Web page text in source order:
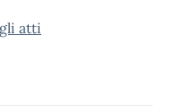
atti